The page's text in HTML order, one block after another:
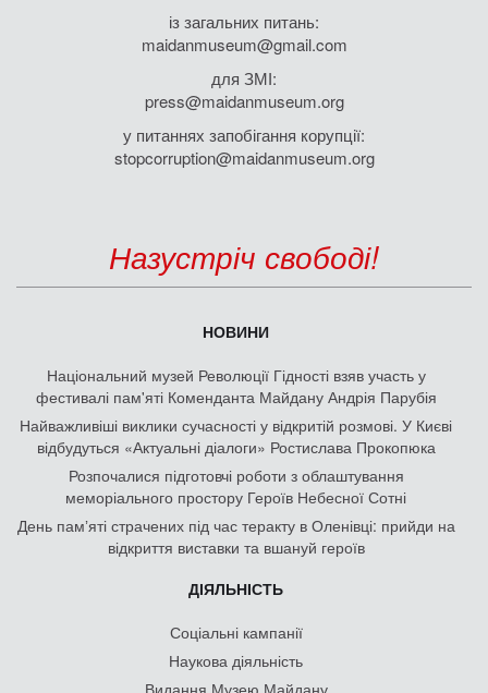
із загальних питань:
maidanmuseum@gmail.com
для ЗМІ:
press@maidanmuseum.org
у питаннях запобігання корупції:
stopcorruption@maidanmuseum.org
Назустріч свободі!
НОВИНИ
Національний музей Революції Гідності взяв участь у
фестивалі пам'яті Коменданта Майдану Андрія Парубія
Найважливіші виклики сучасності у відкритій розмові. У Києві
відбудуться «Актуальні діалоги» Ростислава Прокопюка
Розпочалися підготовчі роботи з облаштування
меморіального простору Героїв Небесної Сотні
День памʼяті страчених під час теракту в Оленівці: прийди на
відкриття виставки та вшануй героїв
ДІЯЛЬНІСТЬ
Соціальні кампанії
Наукова діяльність